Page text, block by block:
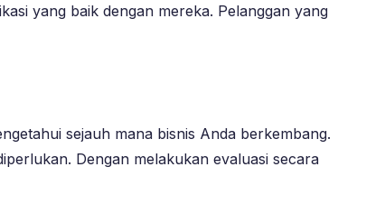
yang baik dengan mereka. Pelanggan yang
sejauh mana bisnis Anda berkembang.
Dengan melakukan evaluasi secara